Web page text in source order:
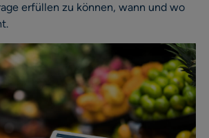
erfüllen zu können, wann und wo